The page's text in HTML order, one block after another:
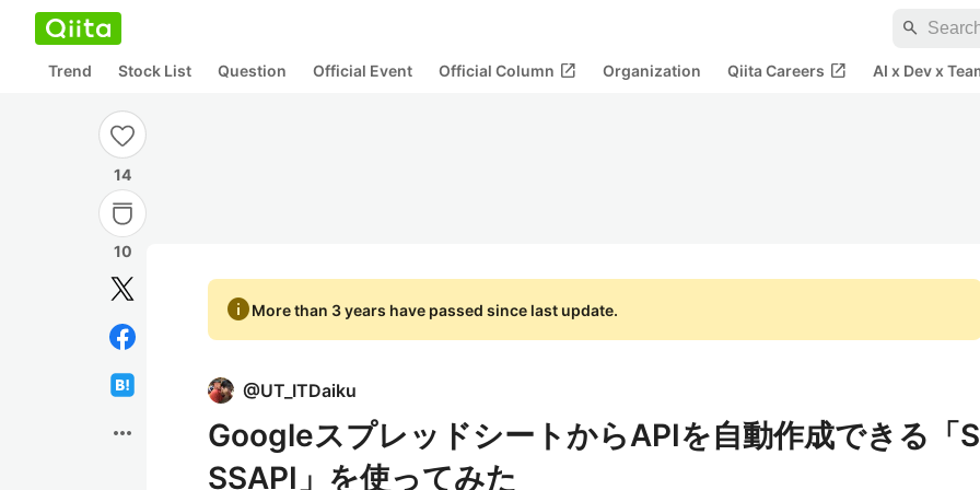
search
Trend Stock List Question Official Event Official Column open_in_new Organization Qiita Careers open_in_new AI x Dev x
14
10
more_horiz
infoMore than 3 years have passed since last update.
@UT_ITDaiku
GoogleスプレッドシートからAPIを自動作成できる「S
SSAPI」を使ってみた